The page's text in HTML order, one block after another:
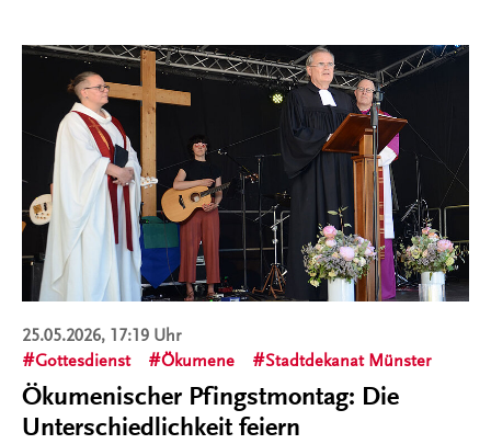
25.05.2026, 17:19 Uhr
Gottesdienst
Ökumene Stadtdekanat Münster
Ökumenischer Pfingstmontag: Die
Unterschiedlichkeit feiern